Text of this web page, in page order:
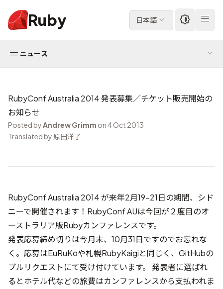
Ruby 日本語
ニュース
RubyConf Australia 2014 発表募集／チケット販売開始の
お知らせ
Posted byAndrew Grimm on 4 Oct 2013
Translated by 原田洋子
RubyConf Australia 2014が来年2月19-21日の期間、シド
ニーで開催されます！RubyConf AUは今回が２度目のオ
ーストラリア版Rubyカンファレンスです。
発表応募締め切りは今月末、10月31日ですのでお忘れな
く。応募はEuRuKoや札幌RubyKaigiと同じく、GitHubの
プルリクエストにて受け付けています。 発表者に選ばれ
るとホテル代などの旅費はカンファレンスから支払われま